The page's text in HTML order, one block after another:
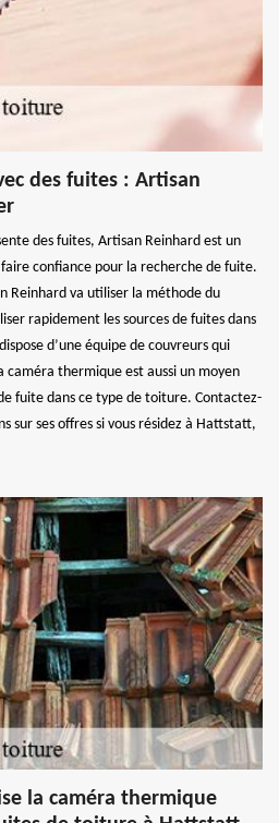
des fuites : Artisan
des fuites, Artisan Reinhard est un
confiance pour la recherche de fuite.
Reinhard va utiliser la méthode du
rapidement les sources de fuites dans
d’une équipe de couvreurs qui
caméra thermique est aussi un moyen
fuite dans ce type de toiture. Contactez-
sur ses offres si vous résidez à Hattstatt,
la caméra thermique